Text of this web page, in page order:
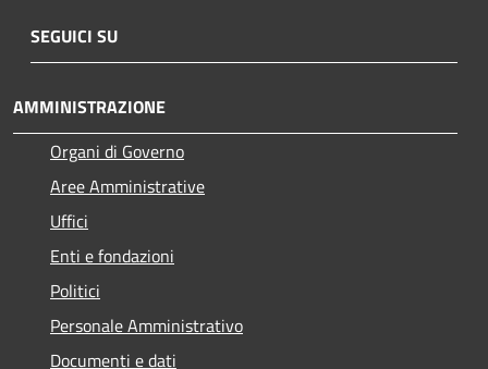
SEGUICI SU
AMMINISTRAZIONE
Organi di Governo
Aree Amministrative
Uffici
Enti e fondazioni
Politici
Personale Amministrativo
Documenti e dati